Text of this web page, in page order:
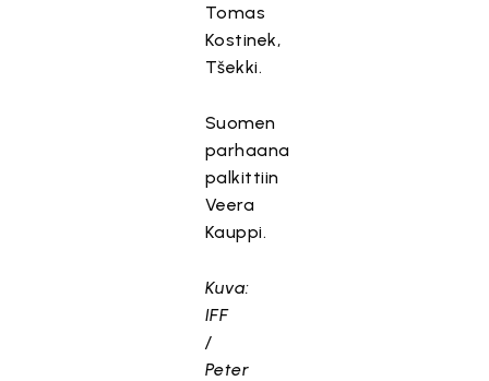
Tomas
Kostinek,
Tšekki.
Suomen
parhaana
palkittiin
Veera
Kauppi.
Kuva:
IFF
/
Peter